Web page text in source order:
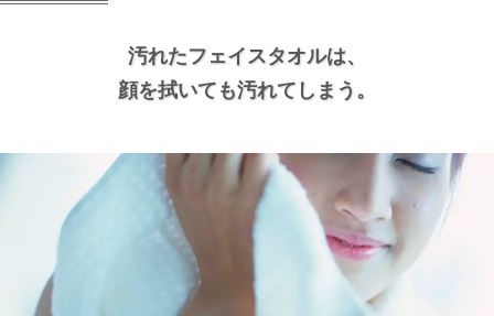
汚れたフェイスタオルは、
顔を拭いても汚れてしまう。